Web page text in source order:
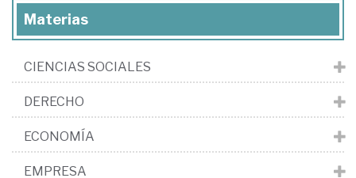
Materias
CIENCIAS SOCIALES
DERECHO
ECONOMÍA
EMPRESA